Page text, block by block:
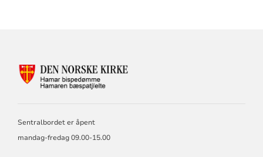
Sentralbordet er åpent
mandag-fredag 09.00-15.00